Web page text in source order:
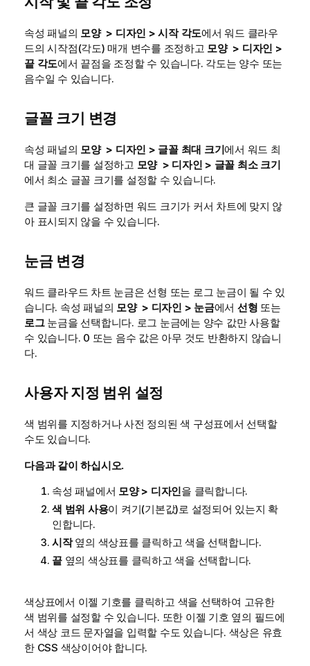
속성 패널의 모양 > 디자인 > 시작 각도에서 워드 클라우
드의 시작점(각도) 매개 변수를 조정하고 모양 > 디자인 >
끝 각도에서 끝점을 조정할 수 있습니다. 각도는 양수 또는
음수일 수 있습니다.
글꼴 크기 변경
속성 패널의 모양 > 디자인 > 글꼴 최대 크기에서 워드 최
대 글꼴 크기를 설정하고 모양 > 디자인 > 글꼴 최소 크기
에서 최소 글꼴 크기를 설정할 수 있습니다.
큰 글꼴 크기를 설정하면 워드 크기가 커서 차트에 맞지 않
아 표시되지 않을 수 있습니다.
눈금 변경
워드 클라우드 차트 눈금은 선형 또는 로그 눈금이 될 수 있
습니다. 속성 패널의 모양 > 디자인 > 눈금에서 선형 또는
로그눈금을 선택합니다. 로그 눈금에는 양수 값만 사용할
수 있습니다. 0 또는 음수 값은 아무 것도 반환하지 않습니
다.
사용자 지정 범위 설정
색 범위를 지정하거나 사전 정의된 색 구성표에서 선택할
수도 있습니다.
다음과 같이 하십시오.
속성 패널에서 모양 > 디자인을 클릭합니다.
색 범위 사용이 켜기(기본값)로 설정되어 있는지 확
인합니다.
시작옆의 색상표를 클릭하고 색을 선택합니다.
끝옆의 색상표를 클릭하고 색을 선택합니다.
색상표에서 이젤 기호를 클릭하고 색을 선택하여 고유한
색 범위를 설정할 수 있습니다. 또한 이젤 기호 옆의 필드에
서 색상 코드 문자열을 입력할 수도 있습니다. 색상은 유효
한 CSS 색상이어야 합니다.